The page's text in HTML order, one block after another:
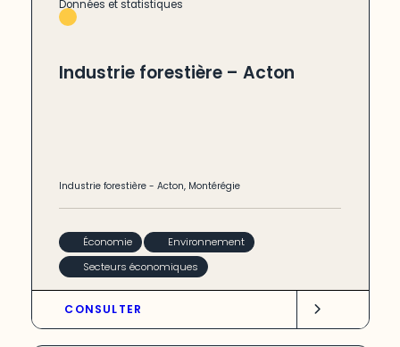
Données et statistiques
Industrie forestière – Acton
Industrie forestière -Acton, Montérégie
Économie
Environnement
Secteurs économiques
CONSULTER